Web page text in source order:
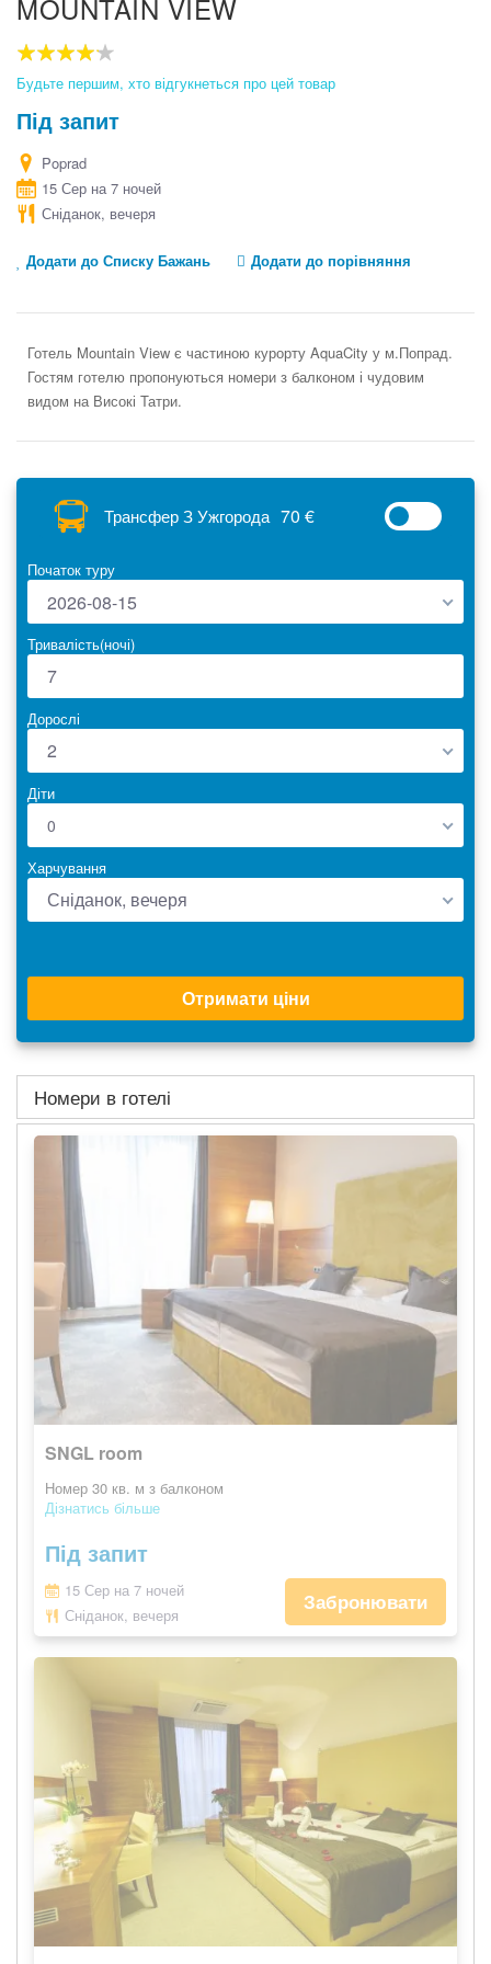
MOUNTAIN VIEW
80
% of
Будьте першим, хто відгукнеться про цей товар
Під запит
Poprad
15 Сер на 7 ночей
Сніданок, вечеря
Додати до Списку Бажань Додати до порівняння
Готель Mountain View є частиною курорту AquaCity у м.Попрад.
Гостям готелю пропонуються номери з балконом і чудовим
видом на Високі Татри.
beginning
images
gallery
Трансфер З Ужгорода 70 €
Початок туру
2026-08-15
Тривалість(ночі)
Дорослі
2
Діти
0
Харчування
Сніданок, вечеря
Отримати ціни
Номери в готелі
SNGL room
Номер 30 кв. м з балконом
Дізнатись більше
Під запит
15 Сер на 7 ночей
Сніданок, вечеря
Забронювати